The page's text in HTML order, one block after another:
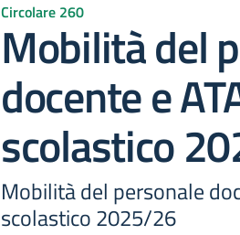
Circolare 260
Mobilità del
docente e
scolastico
Mobilità del personale
scolastico 2025/26